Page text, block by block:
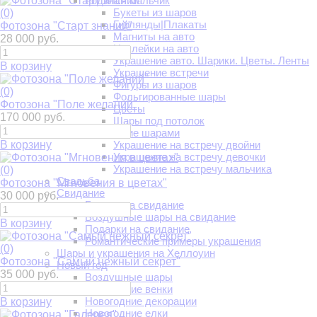
Букеты из шаров
Гирлянды|Плакаты
Магниты на авто
Наклейки на авто
Украшение авто. Шарики. Цветы. Ленты
Украшение встречи
Фигуры из шаров
Фольгированные шары
Цветы
Шары под потолок
Украшение шарами
Украшение на встречу двойни
Украшение на встречу девочки
Украшение на встречу мальчика
Свадьба
Свидание
Букеты на свидание
Воздушные шары на свидание
Подарки на свидание
Романтические примеры украшения
Шары и украшения на Хеллоуин
Новый год
Воздушные шары
Новогодние венки
Новогодние декорации
Новогодние елки
(0)
Фотозона "Старт знаний"
28 000 руб.
В корзину
(0)
Фотозона "Поле желаний"
170 000 руб.
В корзину
(0)
Фотозона "Мгновения в цветах"
30 000 руб.
В корзину
(0)
Фотозона "Самый нежный секрет"
35 000 руб.
В корзину